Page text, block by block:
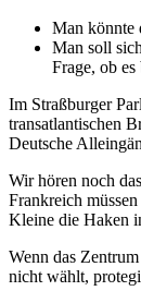
Man könnte
Man soll
Frage, ob es
Im Straßburger
transatlantischen
Deutsche
Wir hören noch
Frankreich
Kleine die Haken
Wenn das
nicht wählt,